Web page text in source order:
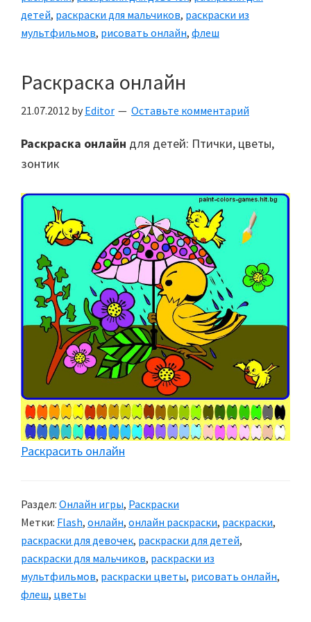
детей, раскраски для мальчиков, раскраски из
мультфильмов, рисовать онлайн, флеш
Раскраска онлайн
21.07.2012 by Editor Оставьте комментарий
Раскраска онлайн для детей: Птички, цветы,
зонтик
Раскрасить онлайн
Раздел: Онлайн игры, Раскраски
Метки: Flash, онлайн, онлайн раскраски, раскраски,
раскраски для девочек, раскраски для детей,
раскраски для мальчиков, раскраски из
мультфильмов, раскраски цветы, рисовать онлайн,
флеш, цветы